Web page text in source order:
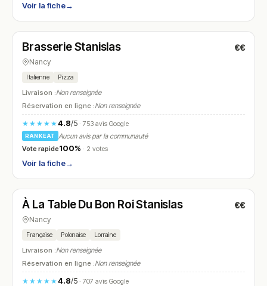
Voir la fiche→
N° 25
Brasserie Stanislas €€
Nancy
Italienne Pizza
Livraison :Non renseignée
Réservation en ligne :Non renseignée
★★★★★4.8/5· 753 avis Google
RANKEAT
Aucun avis par la communauté
Vote rapide100% · 2 votes
Voir la fiche→
N° 26
À La Table Du Bon Roi Stanislas €€
Nancy
Française Polonaise Lorraine
Livraison :Non renseignée
Réservation en ligne :Non renseignée
★★★★★4.8/5· 707 avis Google